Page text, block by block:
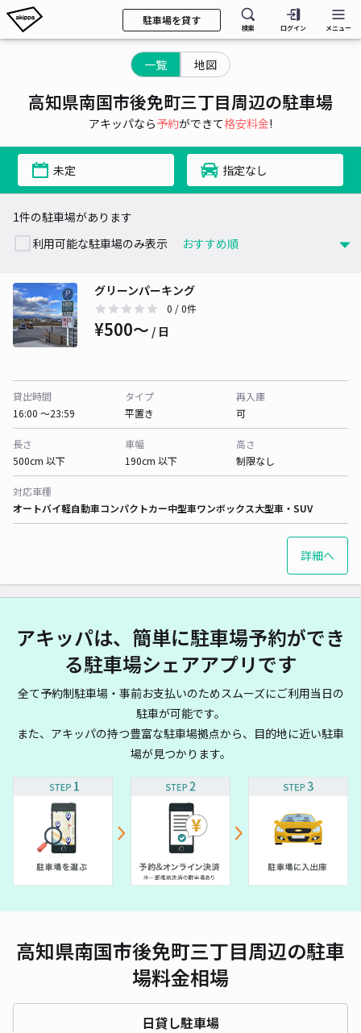
駐車場を貸す
検索 ログイン メニュー
一覧 地図
高知県南国市後免町三丁目周辺の駐車場
アキッパなら予約ができて格安料金!
未定 指定なし
1件の駐車場があります
利用可能な駐車場のみ表示
グリーンパーキング
0 / 0件
¥500〜 / 日
貸出時間
16:00 〜23:59
タイプ
平置き
再入庫
可
長さ
500cm 以下
車幅
190cm 以下
高さ
制限なし
対応車種
オートバイ軽自動車コンパクトカー中型車ワンボックス大型車・SUV
詳細へ
アキッパは、簡単に駐車場予約ができ
る駐車場シェアアプリです
全て予約制駐車場・事前お支払いのためスムーズにご利用当日の
駐車が可能です。
また、アキッパの持つ豊富な駐車場拠点から、目的地に近い駐車
場が見つかります。
高知県南国市後免町三丁目周辺の駐車
場料金相場
日貸し駐車場